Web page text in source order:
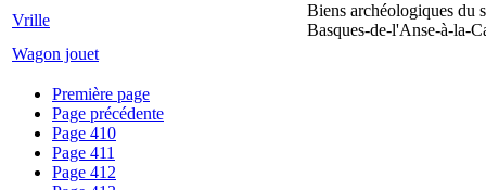
Vrille
Biens archéologiques du
Basques-de-l'Anse-à-la-
Wagon jouet
Première page
Page précédente
Page 410
Page 411
Page 412